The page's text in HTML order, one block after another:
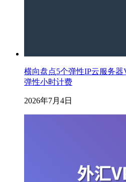
横向盘点5个弹性IP云服务
弹性小时计费
2026年7月4日